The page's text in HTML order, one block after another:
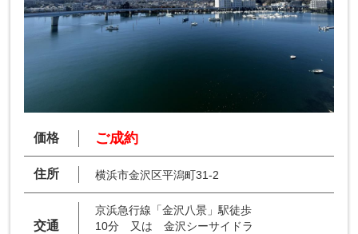
価格 ご成約
住所 横浜市金沢区平潟町31-2
交通
京浜急行線「金沢八景」駅徒歩
10分 又は 金沢シーサイドラ